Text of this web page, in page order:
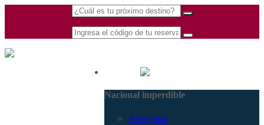
Nacional imperdible
Amazonas